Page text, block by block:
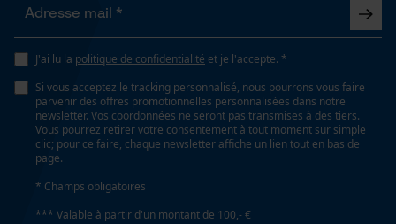
J'ai lu la politique de confidentialité et je l'accepte. *
Si vous acceptez le tracking personnalisé, nous pourrons vous faire
parvenir des offres promotionnelles personnalisées dans notre
newsletter. Vos coordonnées ne seront pas transmises à des tiers.
Vous pourrez retirer votre consentement à tout moment sur simple
clic; pour ce faire, chaque newsletter affiche un lien tout en bas de
page.
* Champs obligatoires
*** Valable à partir d'un montant de 100,- €
Cookies de performance et de
fonctionnalité
Loop54 Personalization
Panier sauvegardé
Salutation personnelle